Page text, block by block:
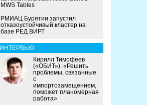
MWS Tables
РМИАЦ Бурятии запустил
отказоустойчивый кластер на
базе РЕД ВИРТ
ИНТЕРВЬЮ
Кирилл Тимофеев
(«ОБИТ»): «Решить
проблемы, связанные
с
импортозамещением,
поможет планомерная
работа»